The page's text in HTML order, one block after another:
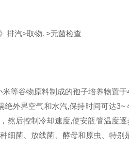
排汽>取物. >无菌检查
等谷物原料制成的孢子培养物置于
绝外界空气和水汽,保持时间可达3~
然后控制冷却速度,使安瓿管温度
细菌、放线菌、酵母和原虫、特别